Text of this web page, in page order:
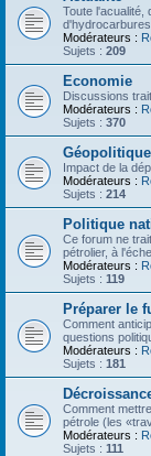
Toute l'acualité,
d'hydrocarbures.
Modérateurs :
Sujets : 209
Economie
Discussions
Modérateurs :
Sujets : 370
Géopolitique
Impact de la
Modérateurs :
Sujets : 214
Politique
Ce forum ne
pétrolier, à
Modérateurs :
Sujets : 119
Préparer le
Comment
questions
Modérateurs :
Sujets : 181
Comment
pétrole (les
Modérateurs :
Sujets : 111